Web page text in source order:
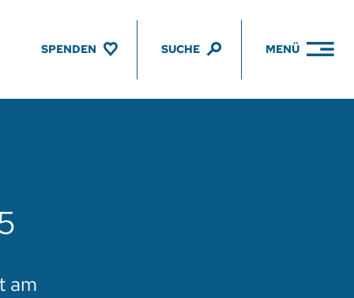
SPENDEN SUCHE MENÜ
am